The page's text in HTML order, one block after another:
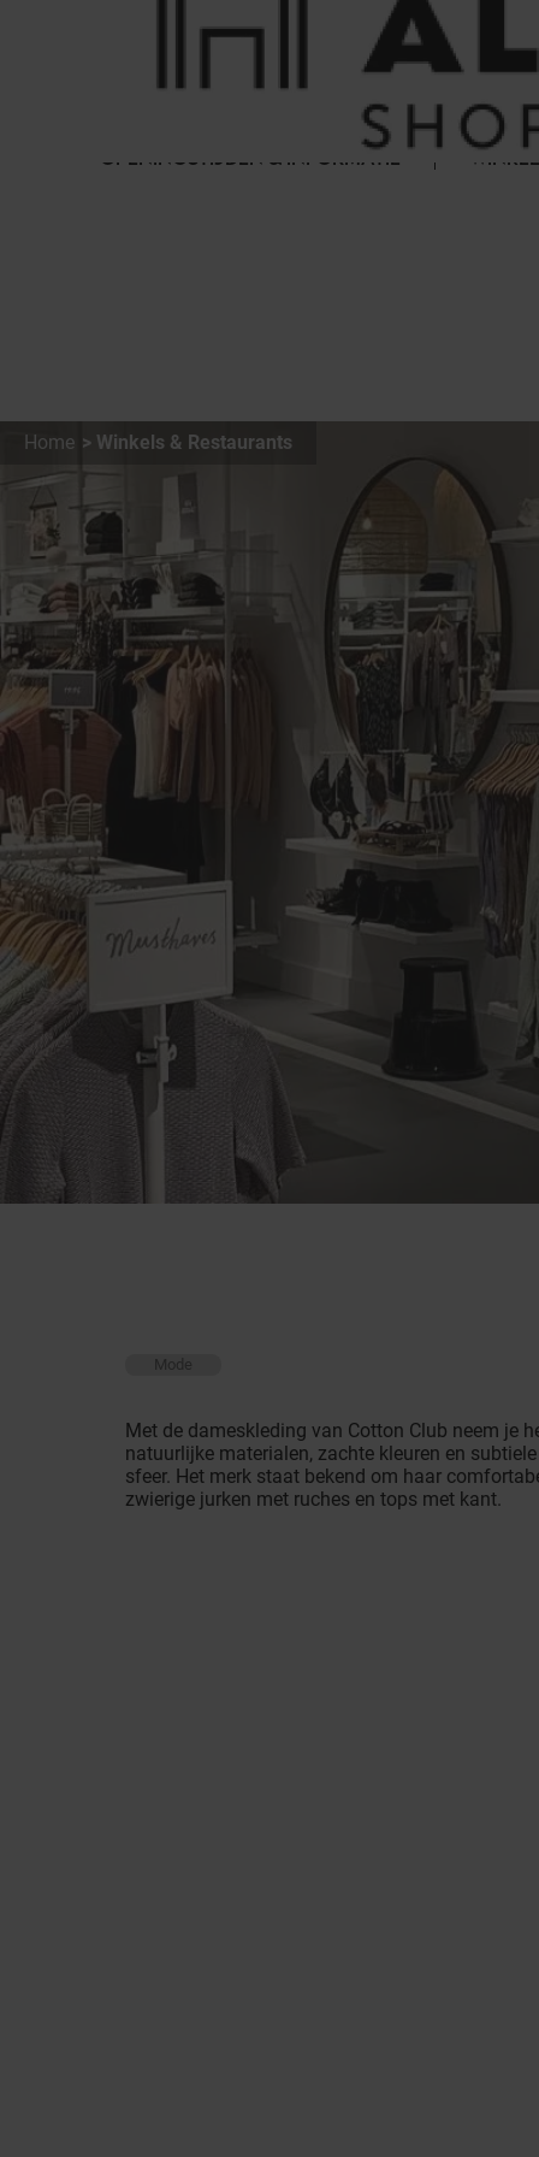
OPENINGSTIJDEN & INFORMATIE
Home Winkels & Restaurants
Mode
Met de dameskleding van Cotton Club neem je
natuurlijke materialen, zachte kleuren en
sfeer. Het merk staat bekend om haar
zwierige jurken met ruches en tops met kant.